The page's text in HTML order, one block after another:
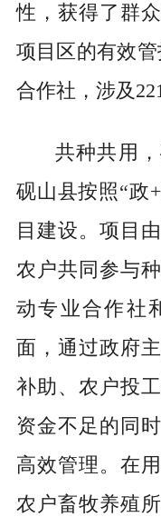
性，获得了群
项目区的有效
合作社，涉及
共种共用
砚山县按照“政
目建设。项目
农户共同参与
动专业合作社
面，通过政府
补助、农户投
资金不足的同
高效管理。在
农户畜牧养殖